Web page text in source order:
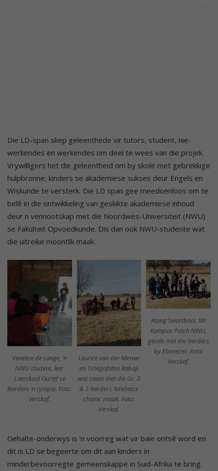
Die LD-span skep geleenthede vir tutors, student, nie-
werkendes en werkendes om deel te wees van die projek.
Vrywilligers het die geleentheid om by skole met gebrekkige
hulpbronne, kinders se akademiese sukses deur Engels en
Wiskunde te versterk. Die LD span gee meedoënloos om te
belê in die ontwikkeling van geskikte akademiese inhoud
deur n vennootskap met die Noordwes-Universiteit (NWU)
se Fakulteit Opvoedkunde. Dis dan ook NWU-studente wat
die uitreike moontlik maak.
Venelize de Lange, ‘n
NWU student, leer
Laerskool Ourief se
leerders ‘n rympie. Foto:
Verskaf.
Laurize van der Merwe
en Tshegofatso Rabaji
wat saam met die Gr. 2
& 3 leerders ‘kindness
chains’ maak. Foto:
Verskaf.
Atang Swartbooi, Mr
Kampus Potch NWU,
gesels met die leerders
by Ebenezer. Foto:
Verskaf.
Gehalte-onderwys is ‘n voorreg wat vir baie ontsê word en
dit is LD se begeerte om dit aan kinders in
minderbevoorregte gemeenskappe in Suid-Afrika te bring.